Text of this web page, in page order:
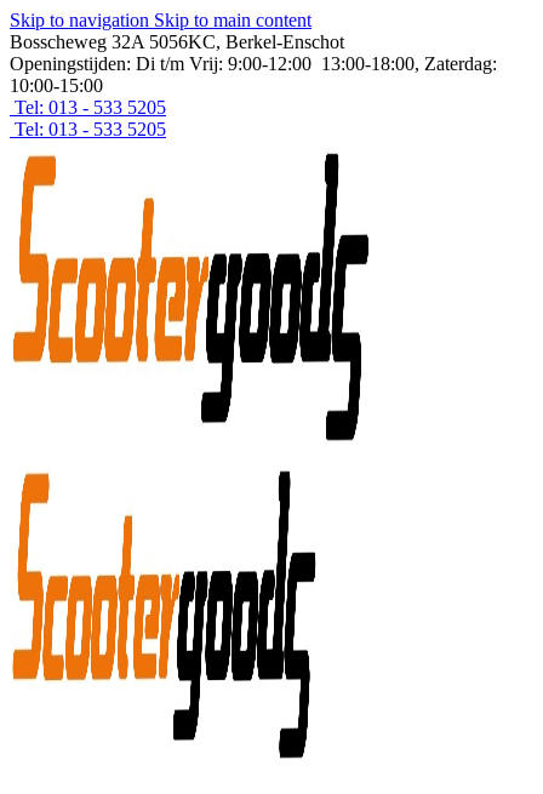
Skip to navigation Skip to main content
Bosscheweg 32A 5056KC, Berkel-Enschot
Openingstijden: Di t/m Vrij: 9:00-12:00 13:00-18:00, Zaterdag:
10:00-15:00
Tel: 013 - 533 5205
Tel: 013 - 533 5205